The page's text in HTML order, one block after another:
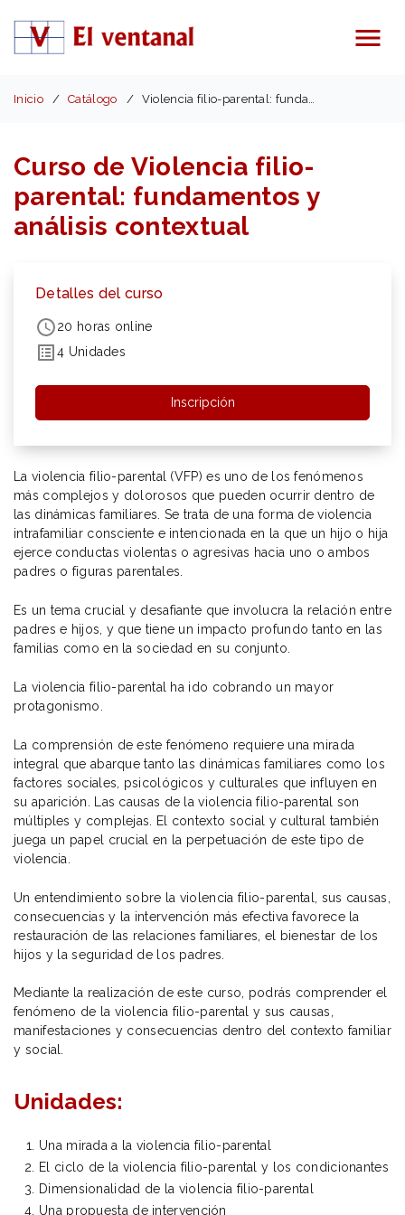
Menú
Inicio Catálogo Violencia filio-parental: fundamentos
Curso de Violencia filio-
parental: fundamentos y
análisis contextual
Detalles del curso
20 horas online
4 Unidades
Inscripción
La violencia filio-parental (VFP) es uno de los fenómenos
más complejos y dolorosos que pueden ocurrir dentro de
las dinámicas familiares. Se trata de una forma de violencia
intrafamiliar consciente e intencionada en la que un hijo o hija
ejerce conductas violentas o agresivas hacia uno o ambos
padres o figuras parentales.
Es un tema crucial y desafiante que involucra la relación entre
padres e hijos, y que tiene un impacto profundo tanto en las
familias como en la sociedad en su conjunto.
La violencia filio-parental ha ido cobrando un mayor
protagonismo.
La comprensión de este fenómeno requiere una mirada
integral que abarque tanto las dinámicas familiares como los
factores sociales, psicológicos y culturales que influyen en
su aparición. Las causas de la violencia filio-parental son
múltiples y complejas. El contexto social y cultural también
juega un papel crucial en la perpetuación de este tipo de
violencia.
Un entendimiento sobre la violencia filio-parental, sus causas,
consecuencias y la intervención más efectiva favorece la
restauración de las relaciones familiares, el bienestar de los
hijos y la seguridad de los padres.
Mediante la realización de este curso, podrás comprender el
fenómeno de la violencia filio-parental y sus causas,
manifestaciones y consecuencias dentro del contexto familiar
y social.
Unidades:
Una mirada a la violencia filio-parental
El ciclo de la violencia filio-parental y los condicionantes
Dimensionalidad de la violencia filio-parental
Una propuesta de intervención